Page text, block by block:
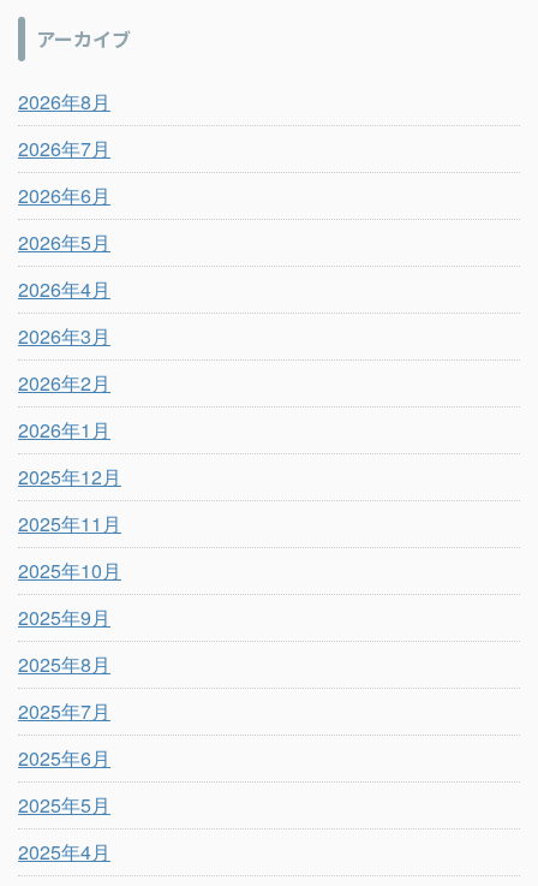
アーカイブ
2026年8月
2026年7月
2026年6月
2026年5月
2026年4月
2026年3月
2026年2月
2026年1月
2025年12月
2025年11月
2025年10月
2025年9月
2025年8月
2025年7月
2025年6月
2025年5月
2025年4月